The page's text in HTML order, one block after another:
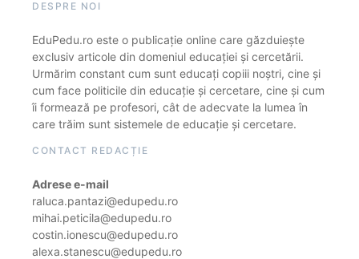
DESPRE NOI
EduPedu.ro este o publicație online care găzduiește
exclusiv articole din domeniul educației și cercetării.
Urmărim constant cum sunt educați copiii noștri, cine și
cum face politicile din educație și cercetare, cine și cum
îi formează pe profesori, cât de adecvate la lumea în
care trăim sunt sistemele de educație și cercetare.
CONTACT REDACȚIE
Adrese e-mail
raluca.pantazi@edupedu.ro
mihai.peticila@edupedu.ro
costin.ionescu@edupedu.ro
alexa.stanescu@edupedu.ro